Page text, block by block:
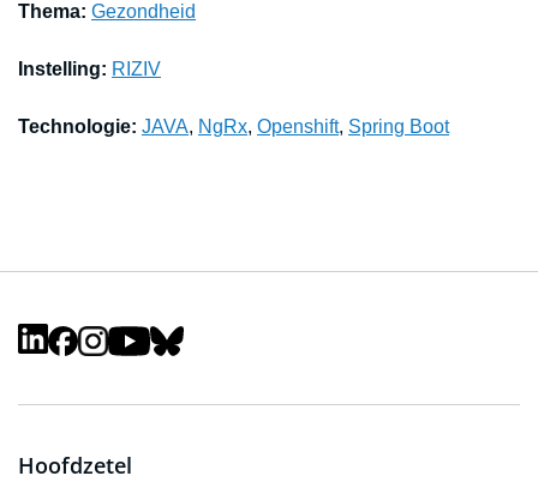
Thema: Gezondheid
Instelling: RIZIV
Technologie: JAVA, NgRx, Openshift, Spring Boot
Hoofdzetel